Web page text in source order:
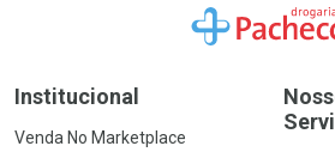
Ir para a Home
Institucional
Venda No Marketplace